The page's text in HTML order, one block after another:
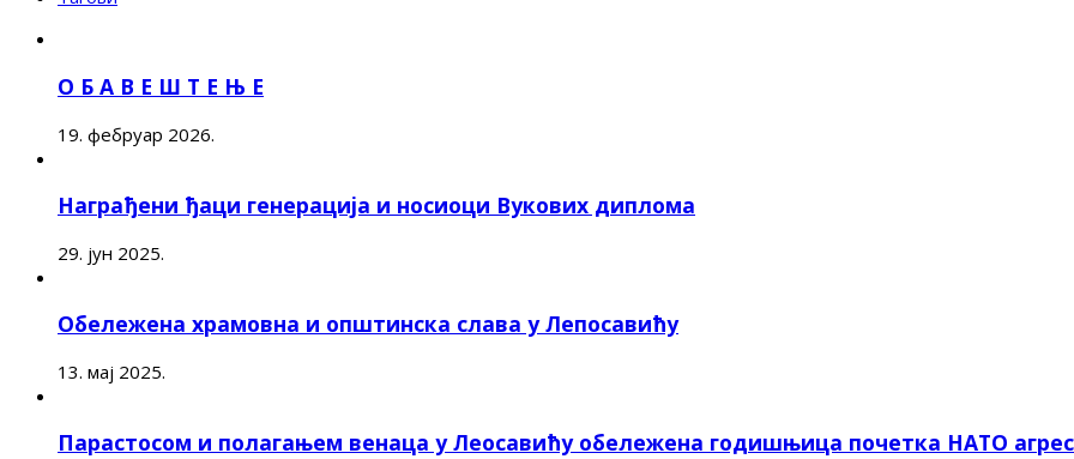
О Б А В Е Ш Т Е Њ Е
19. фебруар 2026.
Награђени ђаци генерација и носиоци Вукових диплома
29. јун 2025.
Обележена храмовна и општинска слава у Лепосавићу
13. мај 2025.
Парастосом и полагањем венаца у Леосавићу обележена годишњица почетка НАТО